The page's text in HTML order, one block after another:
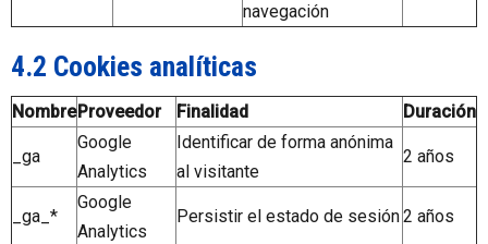
navegación
4.2 Cookies analíticas
NombreProveedor Finalidad Duración
_ga
Google
Analytics
Identificar de forma anónima
al visitante
2 años
_ga_*
Google
Analytics
Persistir el estado de sesión2 años